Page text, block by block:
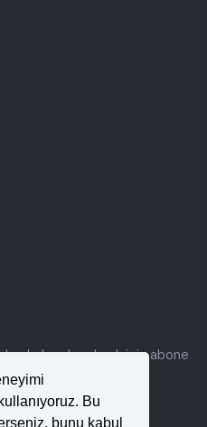
Bu
bunu kabul
haberdar olmak için abone